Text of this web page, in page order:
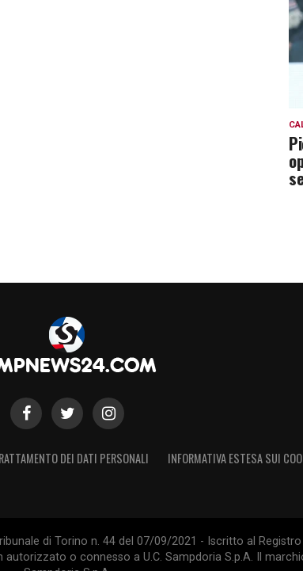
DEI DATI PERSONALI INFORMATIVA ESTESA SUI
di Torino n. 44 del 07/09/2021 - Iscritto al
o connesso a U.C. Sampdoria S.p.A. Il